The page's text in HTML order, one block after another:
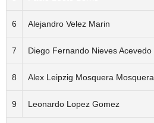
6 Alejandro Velez Marin
7 Diego Fernando Nieves Acevedo
8 Alex Leipzig Mosquera Mosquera
9 Leonardo Lopez Gomez